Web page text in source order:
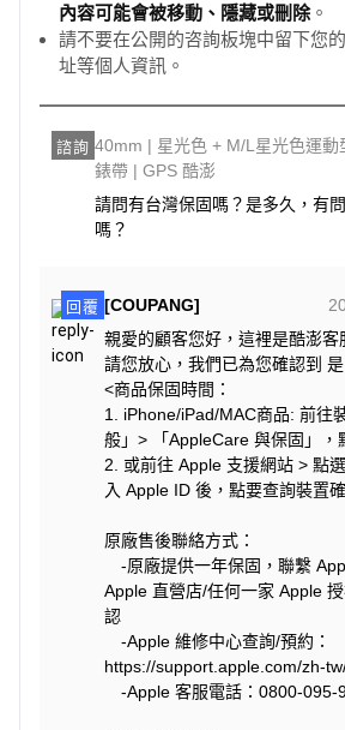
內容可能會被移動、隱藏或刪除。
請不要在公開的咨詢板塊中留下您
址等個人資訊。
諮詢 40mm | 星光色 + M/L星光色運動
錶帶 | GPS 酷澎
請問有台灣保固嗎？是多久，有
嗎？
回覆 [COUPANG]
親愛的顧客您好，這裡是酷澎客
請您放心，我們已為您確認到 是
<商品保固時間：
1. iPhone/iPad/MAC商品: 前往
般」> 「AppleCare 與保固」，
2. 或前往 Apple 支援網站 > 點
入 Apple ID 後，點要查詢裝置
原廠售後聯絡方式：
-原廠提供一年保固，聯繫
Apple 直營店/任何一家 Apple
認
-Apple 維修中心查詢/預約：
https://support.apple.com/zh-
-Apple 客服電話：0800-095-